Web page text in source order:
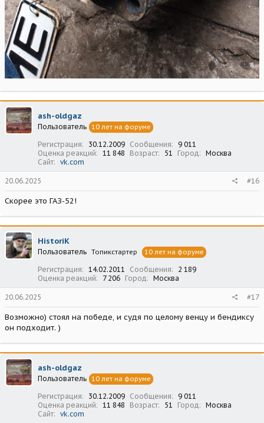
ash-oldgaz
Пользователь 10 лет на форуме
Регистрация 30.12.2009 Сообщения
9 011
Оценка реакций
11 848 Возраст 51 Город
Москва
Сайт
vk.com
20.06.2025 #16
Скорее это ГАЗ-52!
HistoriK
Пользователь Топикстартер 10 лет на форуме
Регистрация 14.02.2011 Сообщения
2 189
Оценка реакций
7 206 Город Москва
20.06.2025 #17
Возможно) стоял на победе, и судя по целому венцу и бендиксу
он подходит. )
ash-oldgaz
Пользователь 10 лет на форуме
Регистрация 30.12.2009 Сообщения
9 011
Оценка реакций
11 848 Возраст 51 Город
Москва
Сайт
vk.com